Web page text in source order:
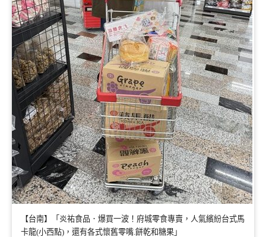
【台南】「炎祐食品．爆買一波！府城零食專賣，人氣繽紛台式馬
卡龍(小西點)，還有各式懷舊零嘴.餅乾和糖果」